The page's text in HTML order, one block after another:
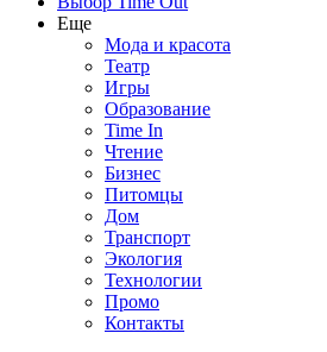
Еще
Мода и красота
Театр
Игры
Образование
Time In
Чтение
Бизнес
Питомцы
Дом
Транспорт
Экология
Технологии
Промо
Контакты